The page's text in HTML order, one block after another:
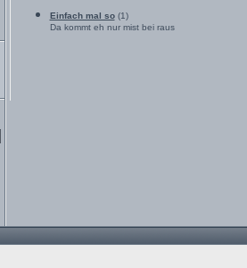
Einfach mal so(1)
Da kommt eh nur mist bei raus